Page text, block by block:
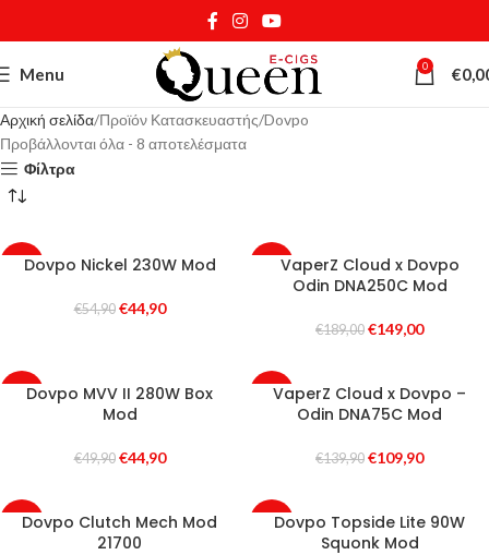
Menu 0 €
Αρχική σελίδα Προϊόν Κατασκευαστής Dovpo
Προβάλλονται όλα - 8 αποτελέσματα
Φίλτρα
-18%Dovpo Nickel 230W Mod
€54,90 €44,90
-21%VaperZ Cloud x Dovpo
Odin DNA250C Mod
€189,00 €149,00
-10%Dovpo MVV II 280W Box
Mod
€49,90 €44,90
-21%VaperZ Cloud x Dovpo –
Odin DNA75C Mod
€139,90 €109,90
-20%Dovpo Clutch Mech Mod
21700
-17%Dovpo Topside Lite 90W
Squonk Mod